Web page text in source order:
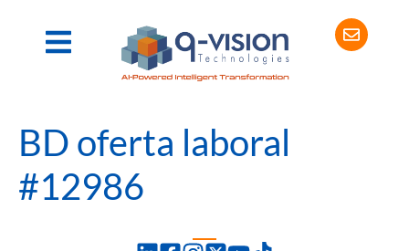
BD oferta laboral
#12986